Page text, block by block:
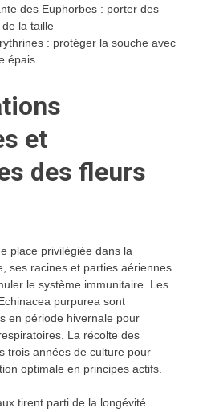
des Euphorbes : porter des
la taille
: protéger la souche avec
épais
et
des fleurs
place privilégiée dans la
ses racines et parties aériennes
le système immunitaire. Les
purpurea sont
en période hivernale pour
La récolte des
trois années de culture pour
optimale en principes actifs.
tirent parti de la longévité